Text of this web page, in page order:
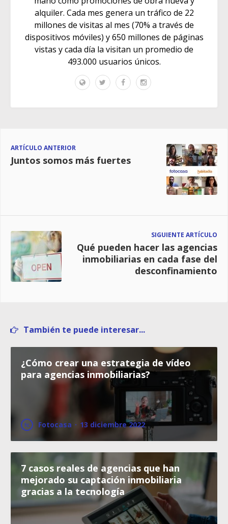
alquiler. Cada mes genera un tráfico de 22
millones de visitas al mes (70% a través de
dispositivos móviles) y 650 millones de páginas
vistas y cada día la visitan un promedio de
493.000 usuarios únicos.
ARTÍCULO ANTERIOR
Juntos somos más fuertes
SIGUIENTE ARTÍCULO
Qué pueden hacer las agencias
inmobiliarias en cada fase del
desconfinamiento
También te puede interesar...
¿Cómo crear una estrategia de vídeo
para agencias inmobiliarias?
Fotocasa · 13 diciembre 2022
7 casos reales de agencias que han
mejorado su captación inmobiliaria
gracias a la tecnología